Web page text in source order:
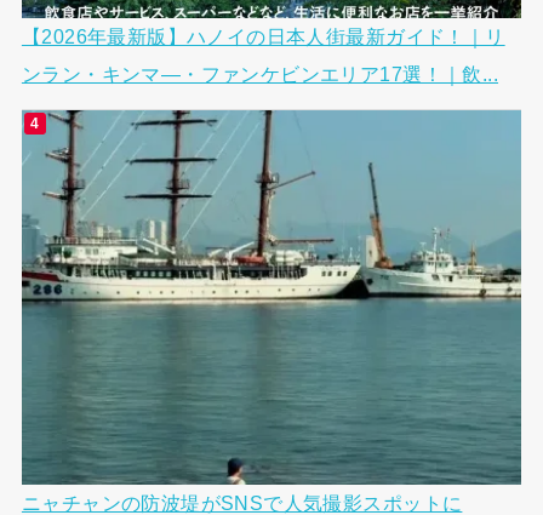
【2026年最新版】ハノイの日本人街最新ガイド！｜リ
ンラン・キンマ―・ファンケビンエリア17選！｜飲...
ニャチャンの防波堤がSNSで人気撮影スポットに